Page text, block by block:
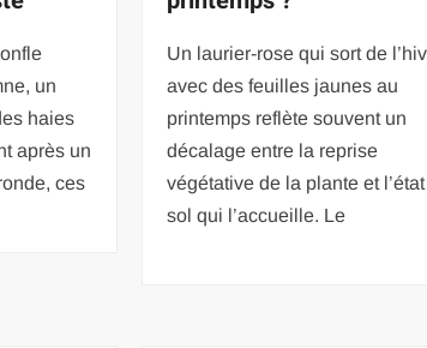
un
haies
après un
ces
Un laurier-rose qui sort de
avec des feuilles jaunes au
printemps reflète souvent un
décalage entre la reprise
végétative de la plante et
sol qui l’accueille. Le